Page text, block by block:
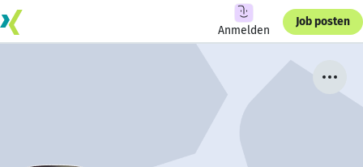
Anmelden
Job posten